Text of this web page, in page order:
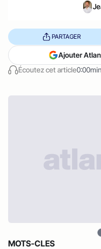
Écoutez cet article0:00min
PARTAGER
Ajouter
MOTS-CLES